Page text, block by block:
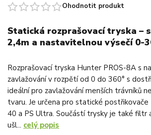
Ohodnotit produkt
Statická rozprašovací tryska –
2,4m a nastavitelnou výsečí 0-
Rozprašovací tryska Hunter PROS-8A s
zavlažování v rozpětí od 0 do 360° s
ideální pro zavlažování menších trávníků
tvaru. Je určena pro statické postřikovače
40 a PS Ultra. Součástí trysky je také filtr
ušl... celý popis